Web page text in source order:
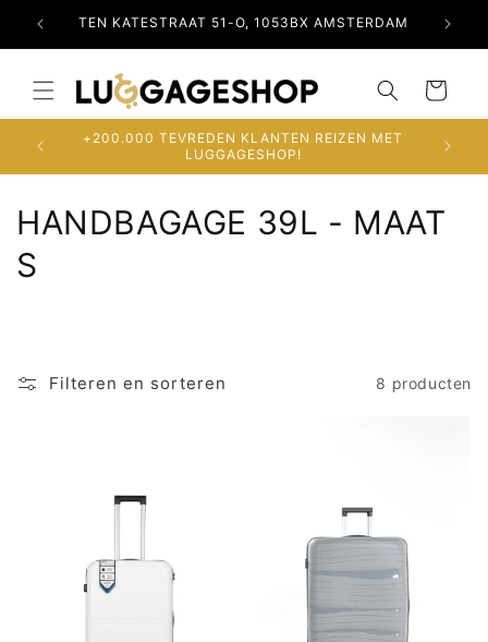
naar deTEN KATESTRAAT 51-O, 1053BX AMSTERDAM
Winkelwagen
+200.000 TEVREDEN KLANTEN REIZEN MET
LUGGAGESHOP!
C
o
e
HANDBAGAGE 39L - MAAT
S
Filteren en sorteren 8 producten